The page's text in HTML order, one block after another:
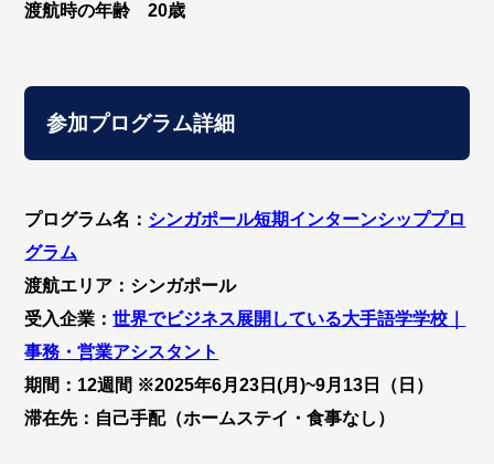
渡航時の年齢 20歳
参加プログラム詳細
プログラム名： シンガポール短期インターンシッププロ
グラム
渡航エリア：シンガポール
受入企業：世界でビジネス展開している大手語学学校｜
事務・営業アシスタント
期間：12週間 ※2025年6月23日(月)~9月13日（日）
滞在先：自己手配（ホームステイ・食事なし）